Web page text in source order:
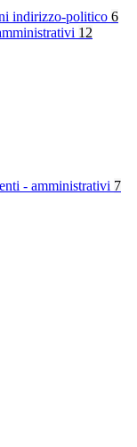
indirizzo-politico 6
12
- amministrativi 7